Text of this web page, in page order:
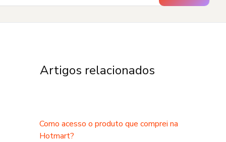
Artigos relacionados
Como acesso o produto que comprei na
Hotmart?